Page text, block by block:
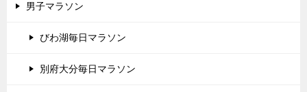
男子マラソン
びわ湖毎日マラソン
別府大分毎日マラソン